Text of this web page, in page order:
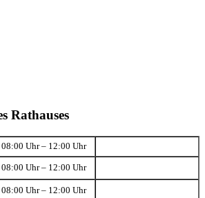
Rathauses
08:00 Uhr – 12:00 Uhr
08:00 Uhr – 12:00 Uhr
08:00 Uhr – 12:00 Uhr